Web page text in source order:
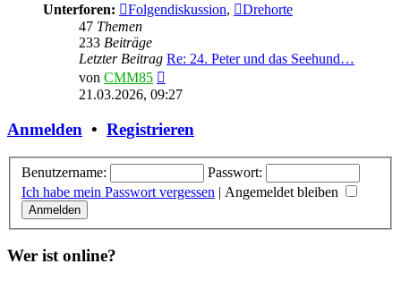
Unterforen:
Folgendiskussion,
Drehorte
47 Themen
233 Beiträge
Letzter Beitrag Re: 24. Peter und das Seehund…
von CMM85
Beitrag
21.03.2026, 09:27
Anmelden • Registrieren
Benutzername:
Passwort:
Ich habe mein Passwort vergessen | Angemeldet bleiben
Wer ist online?